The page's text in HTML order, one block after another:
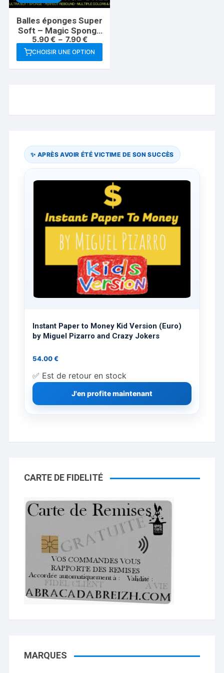
Balles éponges Super
Soft – Magic Sponge
Balls Murphy’s Magic
5.90€ – 7.90€Plage
de
prix :
5.90 €
CHOISIR UNE OPTION
Ce
être
choisies
du
produit
✨ APRÈS AVOIR ÉTÉ VICTIME DE SON SUCCÈS
Instant Paper to Money Kid Version (Euro)
by Miguel Pizarro and Crazy Jokers
54.00€
✅ Est de retour en stock
J'en profite maintenant
CARTE DE FIDELITÉ
MARQUES